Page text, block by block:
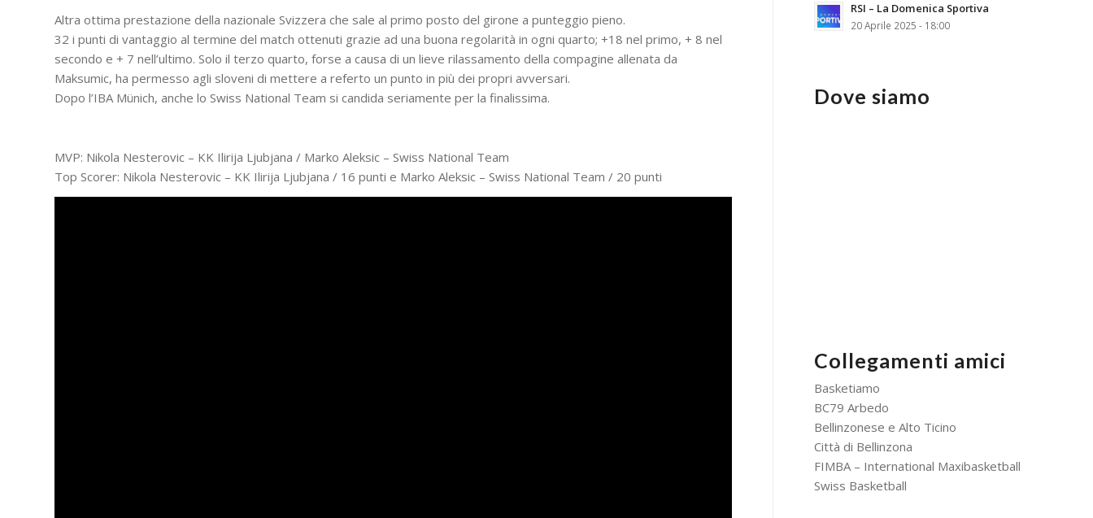
Altra ottima prestazione della nazionale Svizzera che sale al primo posto del girone a punteggio pieno.
32 i punti di vantaggio al termine del match ottenuti grazie ad una buona regolarità in ogni quarto; +18 nel primo, + 8 nel
secondo e + 7 nell’ultimo. Solo il terzo quarto, forse a causa di un lieve rilassamento della compagine allenata da
Maksumic, ha permesso agli sloveni di mettere a referto un punto in più dei propri avversari.
Dopo l’IBA Münich, anche lo Swiss National Team si candida seriamente per la finalissima.
MVP: Nikola Nesterovic – KK Ilirija Ljubjana / Marko Aleksic – Swiss National Team
Top Scorer: Nikola Nesterovic – KK Ilirija Ljubjana / 16 punti e Marko Aleksic – Swiss National Team / 20 punti
RSI – La Domenica Sportiva
20 Aprile 2025 - 18:00
Dove siamo
Collegamenti amici
Basketiamo
BC79 Arbedo
Bellinzonese e Alto Ticino
Città di Bellinzona
FIMBA – International Maxibasketball
Swiss Basketball